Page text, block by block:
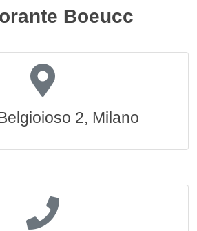
Boeucc
2, Milano